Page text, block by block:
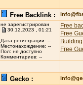
Free Backlink :
не зарегистрирован
30.12.2023 , 01:21
Дата регистрации: --
Местонахождение: --
Пол: не доступно
Комментариев: --
Free
Free
Building
Free
Gecko :